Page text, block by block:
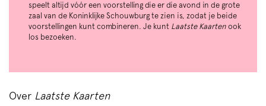
Over Laatste Kaarten
speelt altijd vóór een voorstelling die er die avond in de grote
zaal van de Koninklijke Schouwburg te zien is, zodat je beide
voorstellingen kunt combineren. Je kunt Laatste Kaarten ook
los bezoeken.